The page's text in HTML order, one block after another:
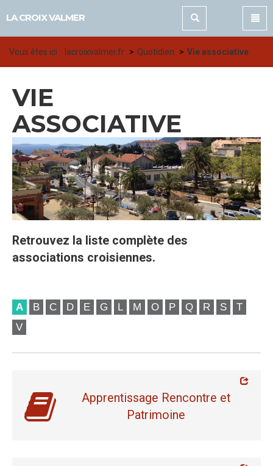
LA CROIX VALMER
Vous êtes ici : lacroixvalmer.fr Quotidien Vie associative
VIE
ASSOCIATIVE
Retrouvez la liste complète des
associations croisiennes.
A B C D E G L M O P Q R S
T
V
Apprentissage Rencontre et
Patrimoine